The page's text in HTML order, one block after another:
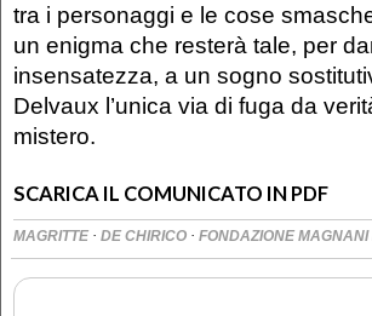
tra i personaggi e le cose
un enigma che resterà tale, per
insensatezza, a un sogno
Delvaux l’unica via di fuga da
mistero.
SCARICA IL COMUNICATO IN PDF
MAGRITTE · DE CHIRICO · FONDAZIONE MAGNANI